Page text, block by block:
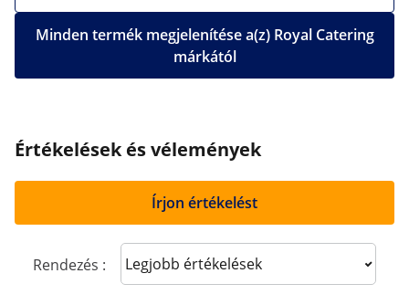
Minden termék megjelenítése a(z) Royal Catering
márkától
Értékelések és vélemények
Írjon értékelést
Rendezés : Sort reviews